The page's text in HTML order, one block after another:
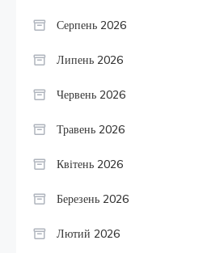
Серпень 2026
Липень 2026
Червень 2026
Травень 2026
Квітень 2026
Березень 2026
Лютий 2026